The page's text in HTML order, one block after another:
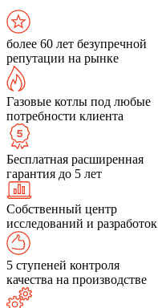
более 60 лет безупречной
репутации на рынке
Газовые котлы под любые
потребности клиента
Бесплатная расширенная
гарантия до 5 лет
Собственный центр
исследований и разработок
5 ступеней контроля
качества на производстве